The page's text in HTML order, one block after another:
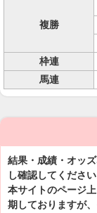
複勝
枠連
馬連
結果・成績・オッ
し確認してください
本サイトのページ
期しておりますが